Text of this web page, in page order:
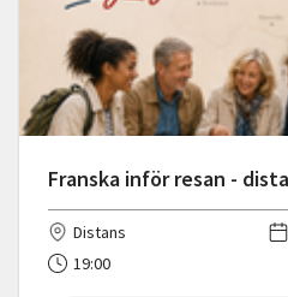
Franska inför resan -
Distans
19:00